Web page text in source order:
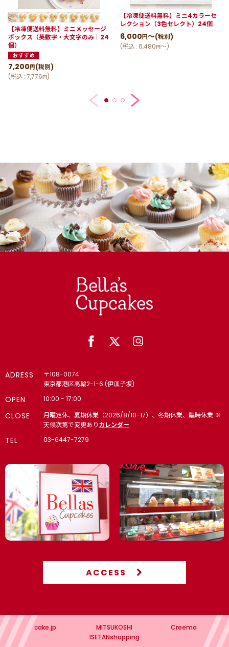
【冷凍便送料無料】ミニメッセージ
ボックス（英数字・大文字のみ｜24
個）
7,200 円 (税別)
(税込: 7,776円)
【冷凍便送料無料】ミニ4カラーセ
レクション（3色セレクト）24個
6,000円～(税別)
(税込: 6,480円～)
ADRESS
〒108-0074
東京都港区高輪2-1-6 (伊皿子坂)
OPEN 10:00 - 17:00
CLOSE
月曜定休、夏期休業（2026/8/10-17）、冬期休業、臨時休業 ※
天候次第で変更ありカレンダー
TEL 03-6447-7279
ACCESS
cake.jp
MITSUKOSHI
ISETANshopping
Creema